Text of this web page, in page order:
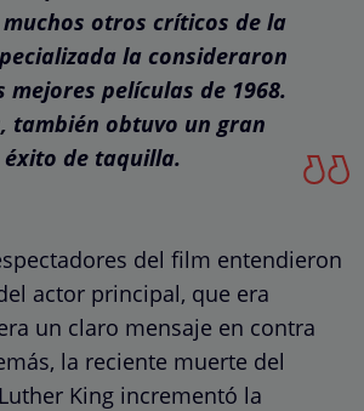
otros críticos de la
la consideraron
mejores películas de 1968.
también obtuvo un gran
éxito de taquilla.
del film entendieron
actor principal, que era
un claro mensaje en contra
la reciente muerte del
King incrementó la